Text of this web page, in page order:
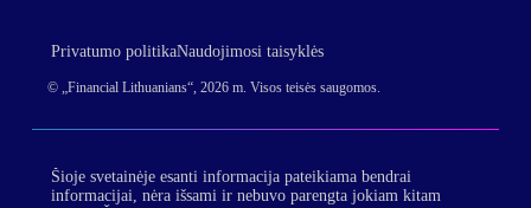
Privatumo politikaNaudojimosi taisyklės
© „Financial Lithuanians“, 2026 m. Visos teisės saugomos.
Šioje svetainėje esanti informacija pateikiama bendrai
informacijai, nėra išsami ir nebuvo parengta jokiam kitam